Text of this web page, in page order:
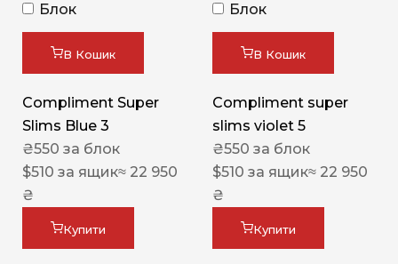
Блок
В Кошик
Compliment Super
Slims Blue 3
₴550 за блок
$510 за ящик≈ 22 950
₴
Купити
Блок
В Кошик
Compliment super
slims violet 5
₴550 за блок
$510 за ящик≈ 22 950
₴
Купити